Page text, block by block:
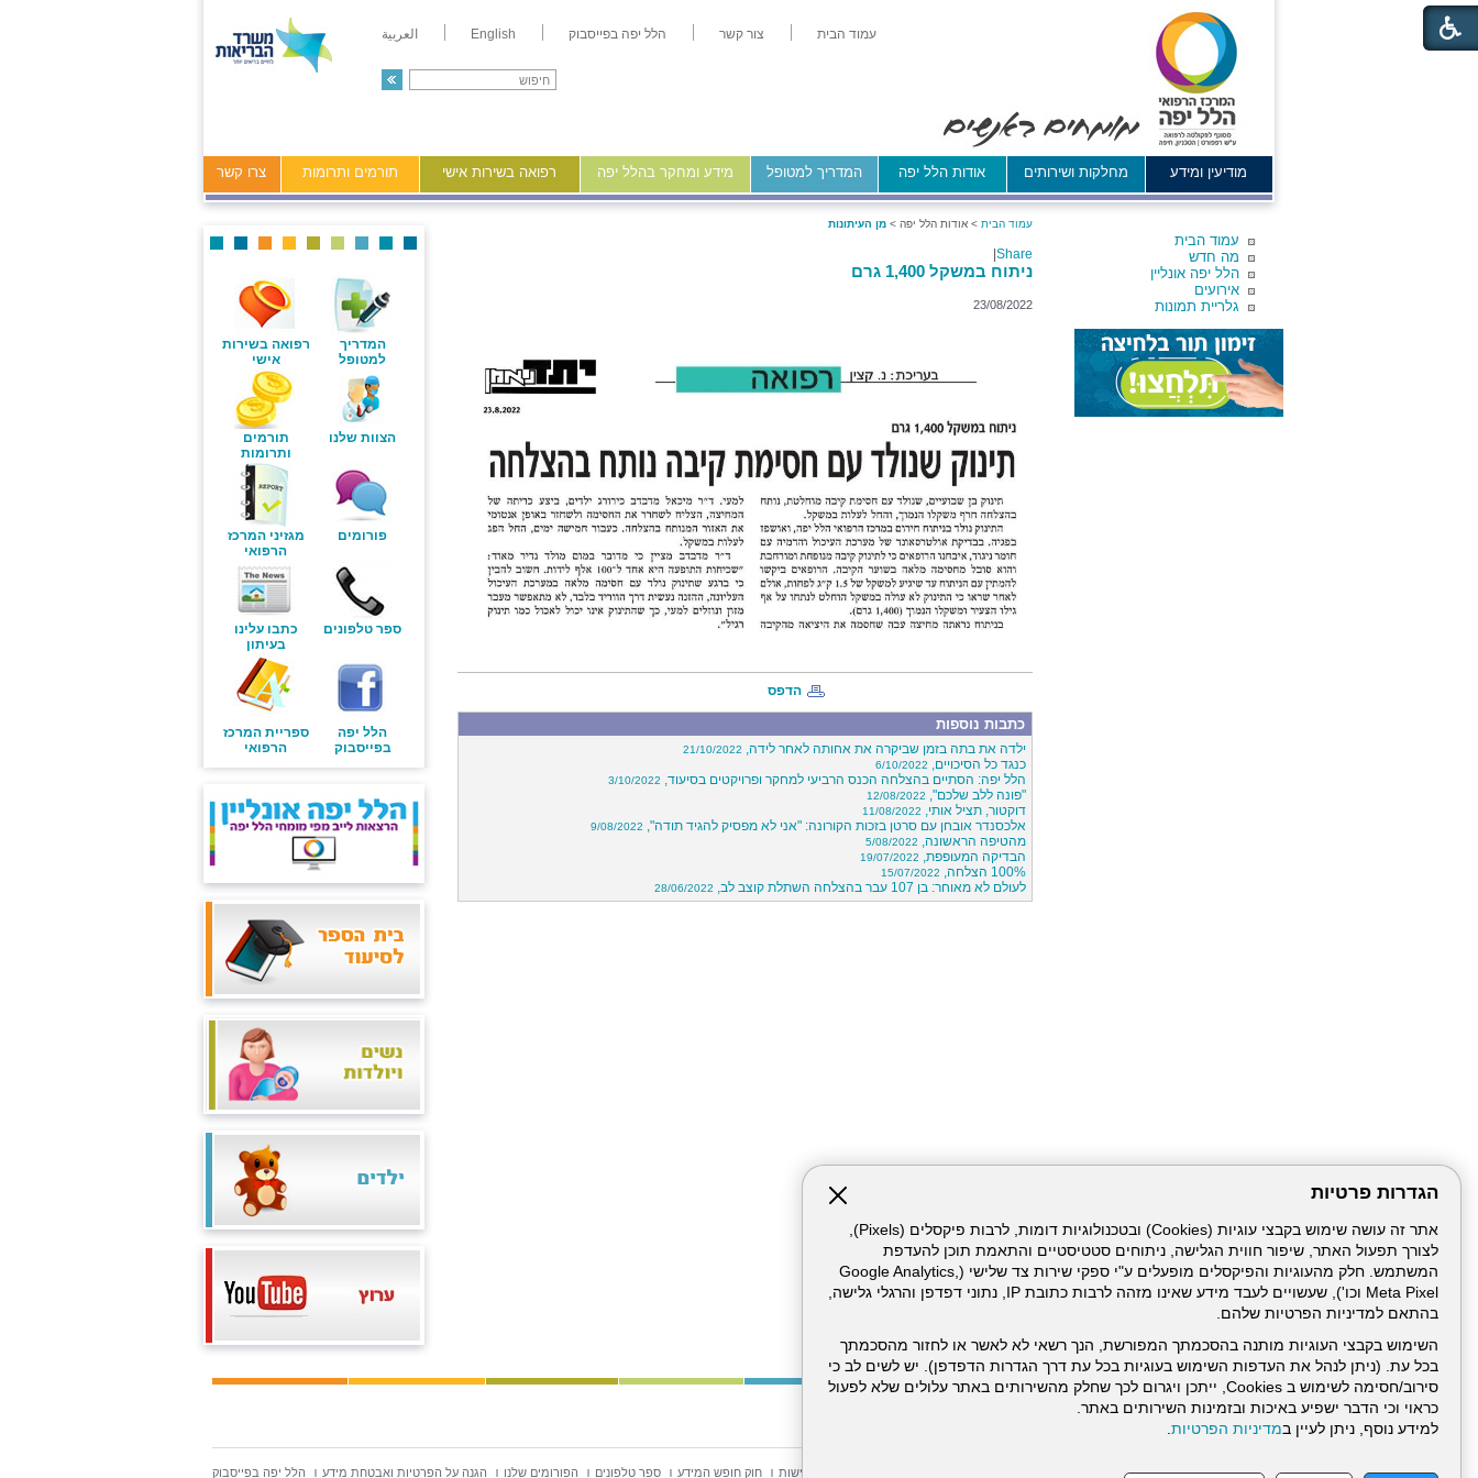
הגדרות פרטיות
אתר זה עושה שימוש בקבצי עוגיות (Cookies) ובטכנולוגיות דומות, לרבות פיקסלים (Pixels),
לצורך תפעול האתר, שיפור חווית הגלישה, ניתוחים סטטיסטיים והתאמת תוכן להעדפת
המשתמש. חלק מהעוגיות והפיקסלים מופעלים ע"י ספקי שירות צד שלישי (Google Analytics,
Meta Pixel וכו'), שעשויים לעבד מידע שאינו מזהה לרבות כתובת IP, נתוני דפדפן והרגלי גלישה,
בהתאם למדיניות הפרטיות שלהם.
השימוש בקבצי העוגיות מותנה בהסכמתך המפורשת, הנך רשאי לא לאשר או לחזור מהסכמתך
בכל עת. (ניתן לנהל את העדפות השימוש בעוגיות בכל עת דרך הגדרות הדפדפן). יש לשים לב כי
סירוב/חסימה לשימוש ב Cookies, ייתכן ויגרום לכך שחלק מהשירותים באתר עלולים שלא לפעול
כראוי וכי הדבר ישפיע באיכות ובזמינות השירותים באתר.
למידע נוסף, ניתן לעיין במדיניות הפרטיות.
עמוד הבית צור קשר הלל יפה בפייסבוק English العربية
מודיעין ומידע מחלקות ושירותים אודות הלל יפה המדריך למטופל מידע ומחקר בהלל יפה רפואה בשירות אישי תורמים ותרומות צרו קשר
עמוד הבית
מה חדש
הלל יפה אונליין
אירועים
גלריית תמונות
עמוד הבית > אודות הלל יפה > מן העיתונות
Share
ניתוח במשקל 1,400 גרם
23/08/2022
הדפס
כתבות נוספות
ילדה את בתה בזמן שביקרה את אחותה לאחר לידה, 21/10/2022
כנגד כל הסיכויים, 6/10/2022
הלל יפה: הסתיים בהצלחה הכנס הרביעי למחקר ופרויקטים בסיעוד, 3/10/2022
"פונה ללב שלכם", 12/08/2022
דוקטור, תציל אותי, 11/08/2022
אלכסנדר אובחן עם סרטן בזכות הקורונה: "אני לא מפסיק להגיד תודה", 9/08/2022
מהטיפה הראשונה, 5/08/2022
הבדיקה המעופפת, 19/07/2022
100% הצלחה, 15/07/2022
לעולם לא מאוחר: בן 107 עבר בהצלחה השתלת קוצב לב, 28/06/2022
המדריך
למטופל
רפואה בשירות
אישי
הצוות שלנו
תורמים
ותרומות
פורומים
מגזיני המרכז
הרפואי
ספר טלפונים
כתבו עלינו
בעיתון
הלל יפה
בפייסבוק
ספריית המרכז
הרפואי
דרונט
הצהרת נגישות חוק חופש המידע ספר טלפונים הפורומים שלנו הגנה על הפרטיות ואבטחת מידע הלל יפה בפייסבוק